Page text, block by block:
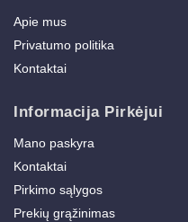
Apie mus
Privatumo politika
Kontaktai
Informacija Pirkėjui
Mano paskyra
Kontaktai
Pirkimo sąlygos
Prekių grąžinimas